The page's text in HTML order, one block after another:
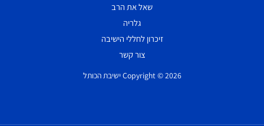
שאל את הרב
גלריה
זיכרון לחללי הישיבה
צור קשר
Copyright © 2026 ישיבת הכותל